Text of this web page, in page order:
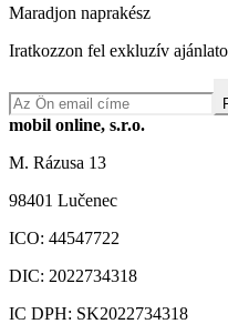
Maradjon naprakész
Iratkozzon fel exkluzív
mobil online, s.r.o.
M. Rázusa 13
98401 Lučenec
ICO: 44547722
DIC: 2022734318
IC DPH: SK2022734318